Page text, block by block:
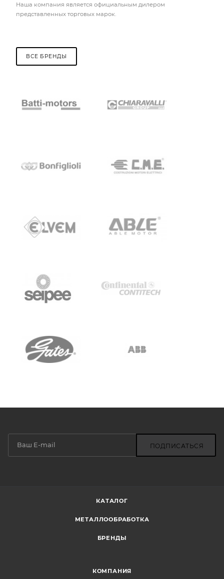
Наша компания является официальным дилером
представленных торговых марок.
ВСЕ БРЕНДЫ
ПОДПИСАТЬСЯ
КАТАЛОГ
МЕТАЛЛООБРАБОТКА
БРЕНДЫ
КОМПАНИЯ